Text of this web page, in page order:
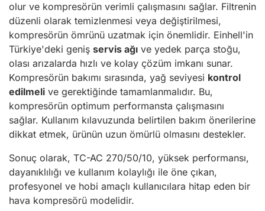
olur ve kompresörün verimli çalışmasını sağlar. Filtrenin
düzenli olarak temizlenmesi veya değiştirilmesi,
kompresörün ömrünü uzatmak için önemlidir. Einhell'in
Türkiye'deki geniş servis ağı ve yedek parça stoğu,
olası arızalarda hızlı ve kolay çözüm imkanı sunar.
Kompresörün bakımı sırasında, yağ seviyesi kontrol
edilmeli ve gerektiğinde tamamlanmalıdır. Bu,
kompresörün optimum performansta çalışmasını
sağlar. Kullanım kılavuzunda belirtilen bakım önerilerine
dikkat etmek, ürünün uzun ömürlü olmasını destekler.
Sonuç olarak, TC-AC 270/50/10, yüksek performansı,
dayanıklılığı ve kullanım kolaylığı ile öne çıkan,
profesyonel ve hobi amaçlı kullanıcılara hitap eden bir
hava kompresörü modelidir.